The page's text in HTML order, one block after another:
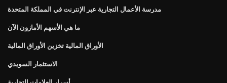
مدرسة الأعمال التجارية عبر الإنترنت في المملكة المتحدة
ما هي الأسهم الأمازون الآن
الأوراق المالية تخزين الأوراق المالية
الاستثمار السويدي